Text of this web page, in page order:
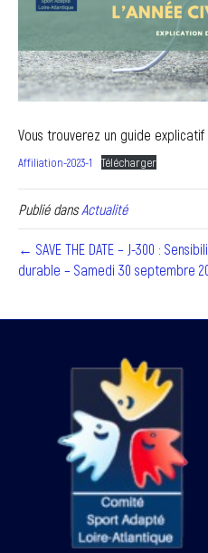
Vous trouverez un guide explicatif
Affiliation-2023-1 Télécharger
Publié dansActualité
← SAVE THE DATE – J-300 :
durable – Samedi 30 septembre